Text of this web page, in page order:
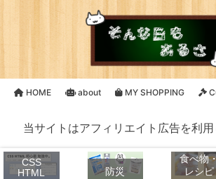
HOME about MY SHOPPING
当サイトはアフィリエイト広告を利
CSS
HTML
防災
食べ物
レシピ